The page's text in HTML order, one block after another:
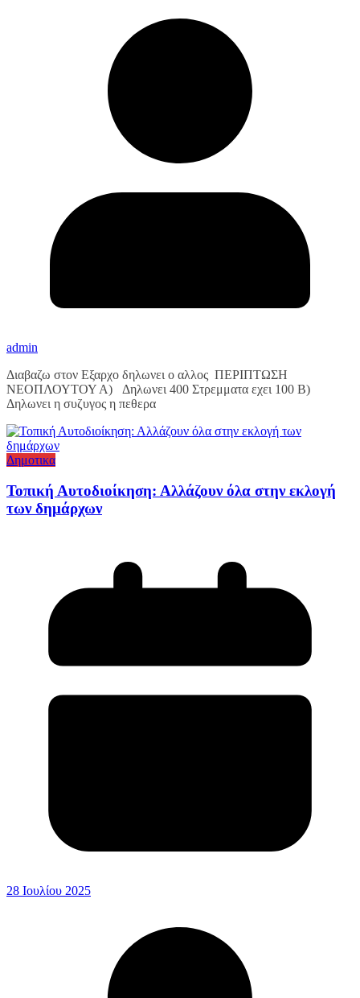
admin
Διαβαζω στον Εξαρχο δηλωνει ο αλλος ΠΕΡΙΠΤΩΣΗ
ΝΕΟΠΛΟΥΤΟΥ Α) Δηλωνει 400 Στρεμματα εχει 100 Β)
Δηλωνει η συζυγος η πεθερα
Δημοτικα
Τοπική Αυτοδιοίκηση: Αλλάζουν όλα στην εκλογή
των δημάρχων
28 Ιουλίου 2025